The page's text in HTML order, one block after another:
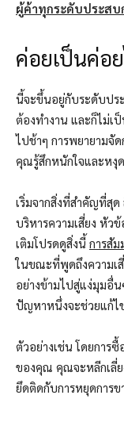
ผู้ค้าทุกระดับประสบ
ค่อยเป็นค่อ
นี้จะขึ้นอยู่กับระดับป
ต้องทำงาน และก็ไม่
ไปช้าๆ การพยายาม
คุณรู้สึกหนักใจและหงุ
เริ่มจากสิ่งที่สำคัญที่สุด
บริหารความเสี่ยง หัว
เติมโปรดดูสิ่งนี้ การสัม
ในขณะที่พูดถึงความเ
อย่างข้ามไปสู่แง่มุมอื่
ปัญหาหนึ่งจะช่วยแก้
ตัวอย่างเช่น โดยการ
ของคุณ คุณจะหลีกเลี่
ยึดติดกับการหยุดการ